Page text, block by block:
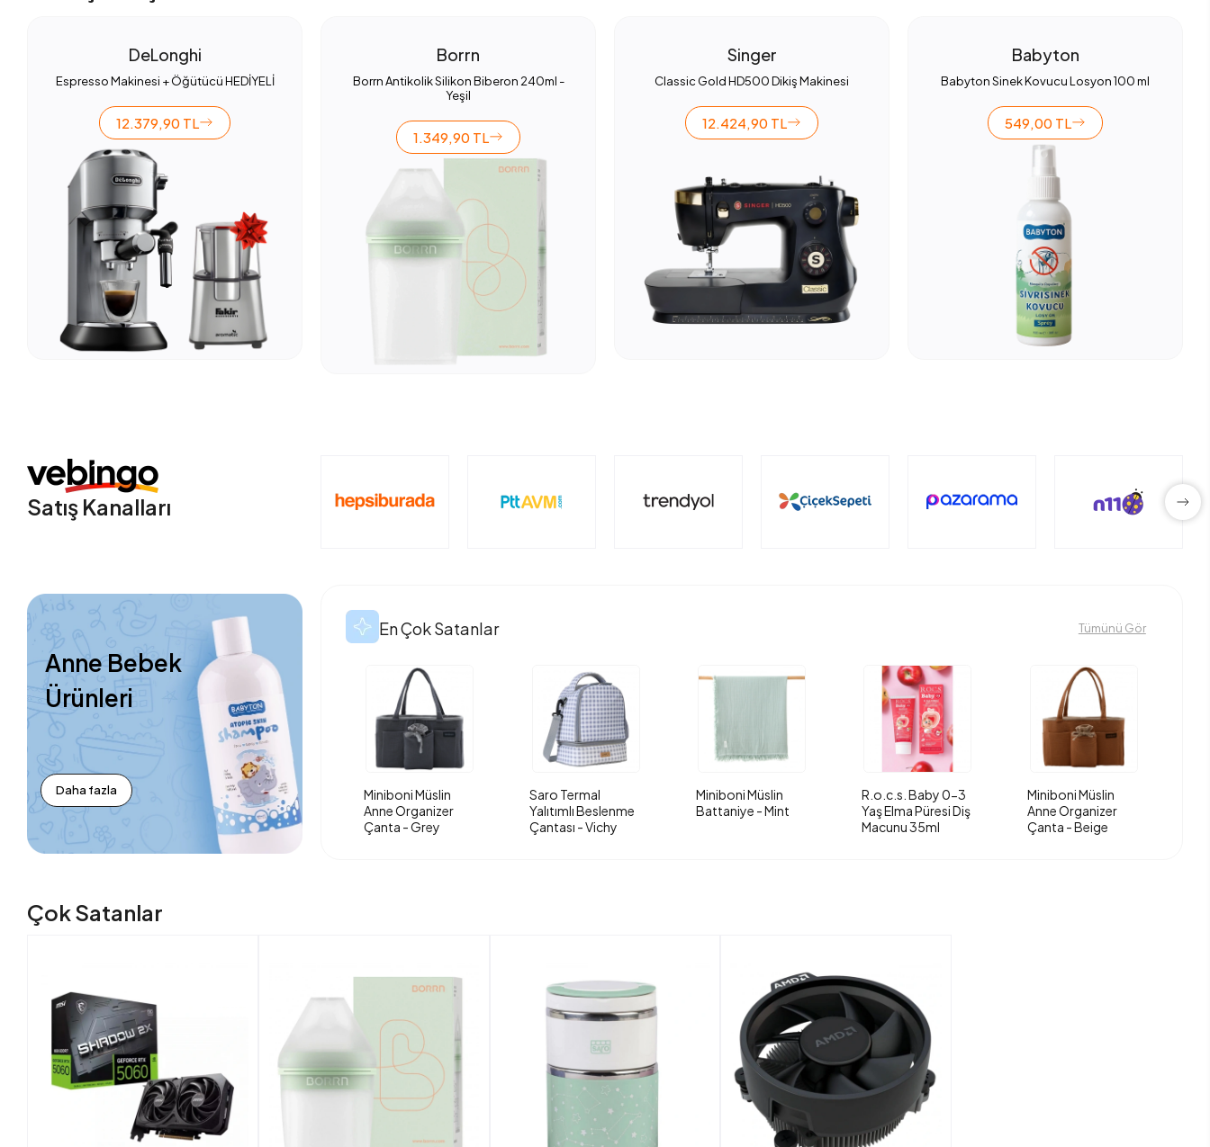
DeLonghi
Espresso Makinesi + Öğütücü HEDİYELİ
12.379,90 TL
Borrn
Borrn Antikolik Silikon Biberon 240ml -
Yeşil
1.349,90 TL
Singer
Classic Gold HD500 Dikiş Makinesi
12.424,90 TL
Babyton
Babyton Sinek Kovucu Losyon 100 ml
549,00 TL
Satış Kanalları
Anne Bebek
Ürünleri
Daha fazla
En Çok Satanlar Tümünü Gör
Miniboni Müslin
Anne Organizer
Çanta - Grey
Saro Termal
Yalıtımlı Beslenme
Çantası - Vichy
Miniboni Müslin
Battaniye - Mint
R.o.c.s. Baby 0-3
Yaş Elma Püresi Diş
Macunu 35ml
Miniboni Müslin
Anne Organizer
Çanta - Beige
Çok Satanlar